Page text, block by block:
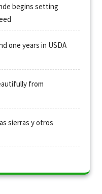
begins setting
one years in USDA
from
sierras y otros